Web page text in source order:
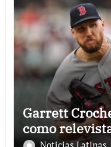
Garrett
como
Noticias Latinas